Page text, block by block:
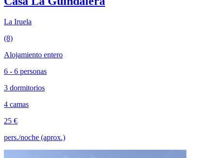
La Iruela
(8)
Alojamiento entero
6 - 6 personas
3 dormitorios
4 camas
25 €
pers./noche (aprox.)